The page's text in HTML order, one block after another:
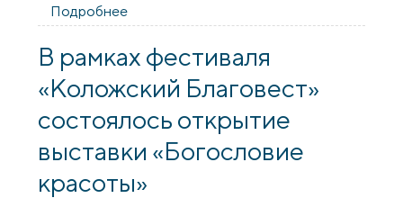
Подробнее
открылся "Коложский Благовест"
В рамках фестиваля
«Коложский Благовест»
состоялось открытие
выставки «Богословие
красоты»